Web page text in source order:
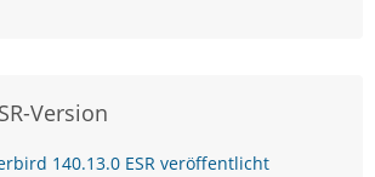
Version
140.13.0 ESR veröffentlicht